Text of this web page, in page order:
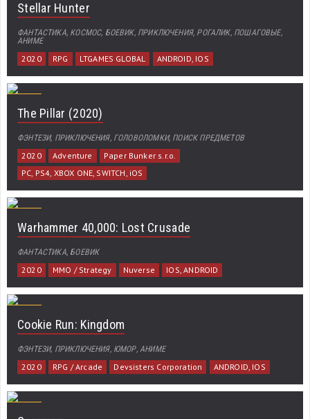
Stellar Hunter
ФАНТАСТИКА, КОСМОС, БОЕВИК, ПРИКЛЮЧЕНИЯ, РОГАЛИК, ПОШАГОВЫЕ,
АНИМЕ
2020 RPG LTGAMES GLOBAL ANDROID, IOS
The Pillar (2020)
ФЭНТЕЗИ, ПРИКЛЮЧЕНИЯ, ГОЛОВОЛОМКИ, ПОИСК ПРЕДМЕТОВ
2020 Adventure
Paper Bunker s.r.o.
PC, PS4, XBOX ONE, SWITCH, iOS
Warhammer 40,000: Lost Crusade
ФАНТАСТИКА, БОЕВИК
2020 MMO / Strategy Nuverse IOS, ANDROID
Cookie Run: Kingdom
ФЭНТЕЗИ, ПРИКЛЮЧЕНИЯ, ЮМОР, АНИМЕ
2020 RPG / Arcade Devsisters Corporation ANDROID, IOS